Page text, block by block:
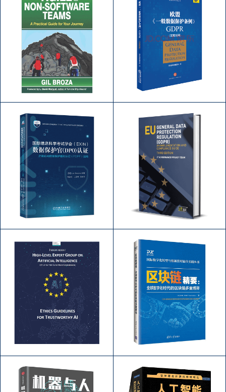
VeriSM 揭秘与应用
作者：克莱尔·阿格特 (Claire
Agutter)；译者：高彬；邓
宏；周昕；方华明；高建芳；
许安琪
SIAM服务集成与管理
作者：克莱尔.阿格特
（ClaireAgutter）；译者：
CIO思想汇
Agile for non-
software teams
作者：Gil Broza
欧盟《一般数据保护条
例》GDPR
作者：.
数据保护官（DPO）认
证
DEVOPS业务视角
作者：.国际信息科学考试学会
EU GENERAL DATA
PROTECTION
REGULATION (GDPR)
VeriSM™ Foundation教材
作者：It Governance
Publishing